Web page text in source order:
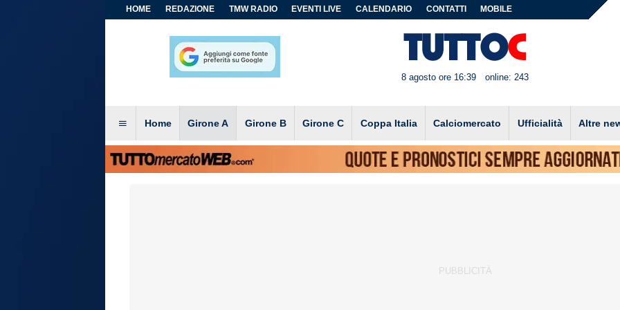
HOME REDAZIONE TMW RADIO EVENTI LIVE CALENDARIO CONTATTI MOBILE
8 agosto ore 16:39 online: 243
Home Girone A Girone B Girone C Coppa Italia Calciomercato Ufficialità Altre